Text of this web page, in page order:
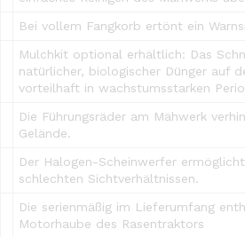
Bei vollem Fangkorb ertönt ein
Mulchkit optional erhältlich: Das
natürlicher, biologischer Dünger auf
vorteilhaft in wachstumsstarken
Die Führungsräder am Mähwerk
Gelände.
Der Halogen-Scheinwerfer
schlechten Sichtverhältnissen.
Die serienmäßig im Lieferumfang
Motorhaube des Rasentraktors